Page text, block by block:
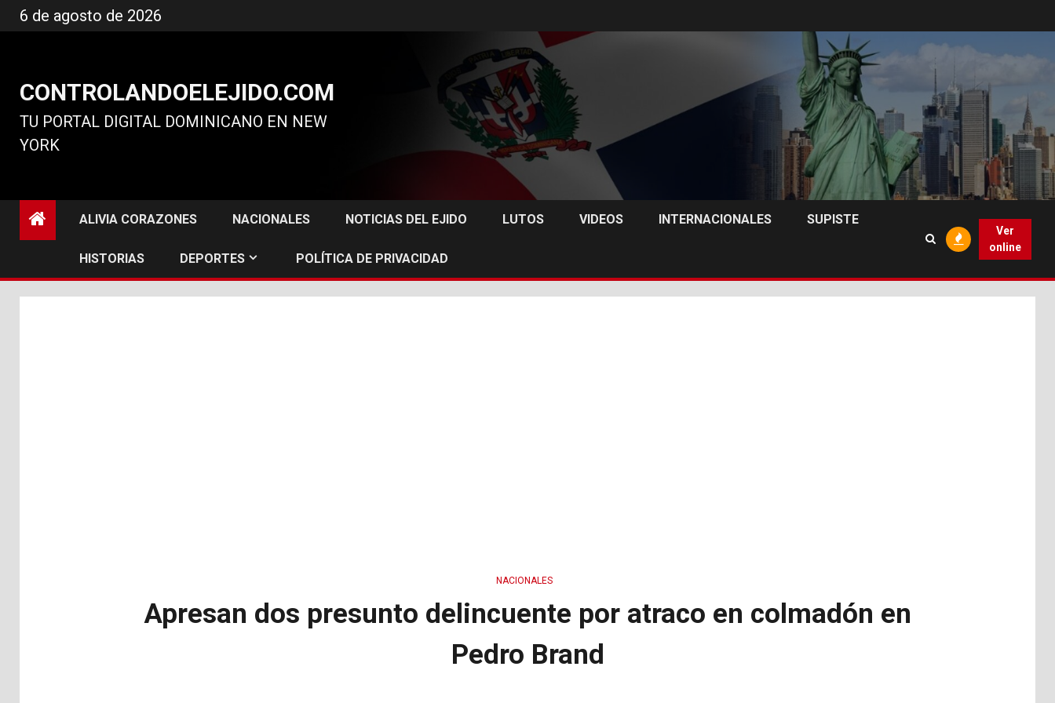
al
6 de agosto de 2026
CONTROLANDOELEJIDO.COM
TU PORTAL DIGITAL DOMINICANO EN NEW
YORK
ALIVIA CORAZONES NACIONALES NOTICIAS DEL EJIDO LUTOS VIDEOS INTERNACIONALES SUPISTE
HISTORIAS DEPORTES POLÍTICA DE PRIVACIDAD
Ver
online
NACIONALES
Apresan dos presunto delincuente por atraco en colmadón en
Pedro Brand